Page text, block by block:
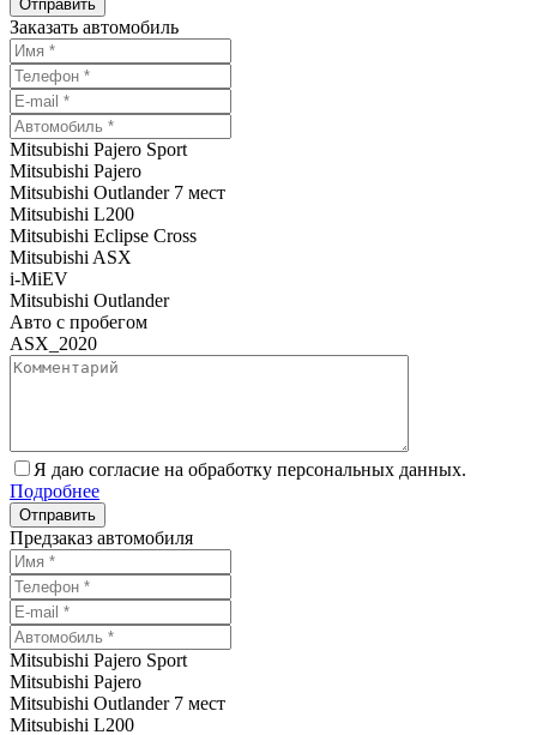
Заказать автомобиль
Mitsubishi Pajero Sport
Mitsubishi Pajero
Mitsubishi Outlander 7 мест
Mitsubishi L200
Mitsubishi Eclipse Cross
Mitsubishi ASX
i-MiEV
Mitsubishi Outlander
Авто с пробегом
ASX_2020
Я даю согласие на обработку персональных данных.
Подробнее
Предзаказ автомобиля
Mitsubishi Pajero Sport
Mitsubishi Pajero
Mitsubishi Outlander 7 мест
Mitsubishi L200